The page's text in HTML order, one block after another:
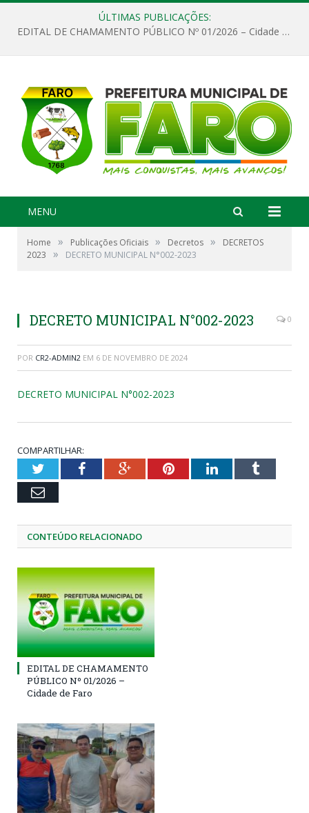
ÚLTIMAS PUBLICAÇÕES:
EDITAL DE CHAMAMENTO PÚBLICO Nº 01/2026 – Cidade de Faro
MENU
Home » Publicações Oficiais » Decretos »
DECRETOS
2023
» DECRETO MUNICIPAL N°002-2023
DECRETO MUNICIPAL N°002-2023 0
POR CR2-ADMIN2 EM 6 DE NOVEMBRO DE 2024
DECRETO MUNICIPAL N°002-2023
COMPARTILHAR:
TwitterFacebookGoogle+PinterestLinkedInTumblr
Email
CONTEÚDO RELACIONADO
EDITAL DE CHAMAMENTO
PÚBLICO Nº 01/2026 –
Cidade de Faro